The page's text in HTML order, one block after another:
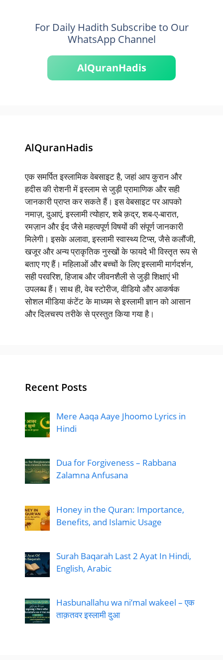
For Daily Hadith Subscribe to Our
WhatsApp Channel
AlQuranHadis
AlQuranHadis
एक समर्पित इस्लामिक वेबसाइट है, जहां आप कुरान और
हदीस की रोशनी में इस्लाम से जुड़ी प्रामाणिक और सही
जानकारी प्राप्त कर सकते हैं। इस वेबसाइट पर आपको
नमाज़, दुआएं, इस्लामी त्योहार, शबे क़द्र, शब-ए-बारात,
रमज़ान और ईद जैसे महत्वपूर्ण विषयों की संपूर्ण जानकारी
मिलेगी। इसके अलावा, इस्लामी स्वास्थ्य टिप्स, जैसे कलौंजी,
खजूर और अन्य प्राकृतिक नुस्खों के फायदे भी विस्तृत रूप से
बताए गए हैं। महिलाओं और बच्चों के लिए इस्लामी मार्गदर्शन,
सही परवरिश, हिजाब और जीवनशैली से जुड़ी शिक्षाएं भी
उपलब्ध हैं। साथ ही, वेब स्टोरीज, वीडियो और आकर्षक
सोशल मीडिया कंटेंट के माध्यम से इस्लामी ज्ञान को आसान
और दिलचस्प तरीके से प्रस्तुत किया गया है।
Recent Posts
Mere Aaqa Aaye Jhoomo Lyrics in
Hindi
Dua for Forgiveness – Rabbana
Zalamna Anfusana
Honey in the Quran: Importance,
Benefits, and Islamic Usage
Surah Baqarah Last 2 Ayat In Hindi,
English, Arabic
Hasbunallahu wa ni’mal wakeel – एक
ताक़तवर इस्लामी दुआ